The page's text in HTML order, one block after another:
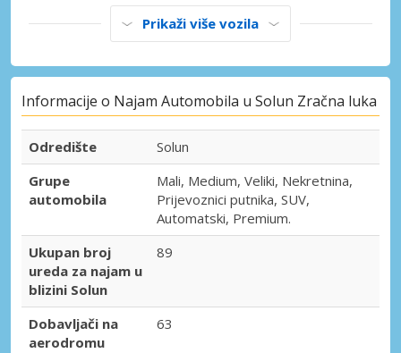
Prikaži više vozila
Informacije o Najam Automobila u Solun Zračna luka
Odredište
Solun
Grupe
automobila
Mali, Medium, Veliki, Nekretnina,
Prijevoznici putnika, SUV,
Automatski, Premium.
Ukupan broj
ureda za najam u
blizini Solun
89
Dobavljači na
aerodromu
63